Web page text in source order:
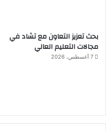
بحث تعزيز التعاون مع تشاد في
مجالات التعليم العالي
7 أغسطس، 2026